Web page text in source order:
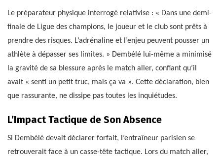
Le préparateur physique interrogé relativise : « Dans une demi-
finale de Ligue des champions, le joueur et le club sont prêts à
prendre des risques. L’adrénaline et l’enjeu peuvent pousser un
athlète à dépasser ses limites. » Dembélé lui-même a minimisé
la gravité de sa blessure après le match aller, confiant qu’il
avait « senti un petit truc, mais ça va ». Cette déclaration, bien
que rassurante, ne dissipe pas toutes les inquiétudes.
L’Impact Tactique de Son Absence
Si Dembélé devait déclarer forfait, l’entraîneur parisien se
retrouverait face à un casse-tête tactique. Lors du match aller,